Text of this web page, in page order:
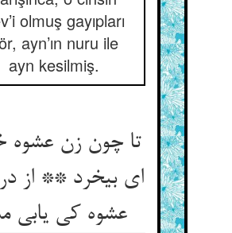
olmuş gayıpları
ayn’ın nuru ile
ayn kesilmiş.
تا چون زن عشوه
ای بی‏خرد ** از
عشوه کی یابی